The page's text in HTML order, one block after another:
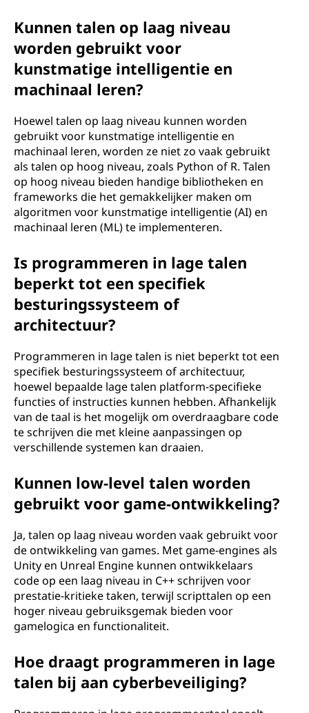
Kunnen talen op laag niveau
worden gebruikt voor
kunstmatige intelligentie en
machinaal leren?
Hoewel talen op laag niveau kunnen worden
gebruikt voor kunstmatige intelligentie en
machinaal leren, worden ze niet zo vaak gebruikt
als talen op hoog niveau, zoals Python of R. Talen
op hoog niveau bieden handige bibliotheken en
frameworks die het gemakkelijker maken om
algoritmen voor kunstmatige intelligentie (AI) en
machinaal leren (ML) te implementeren.
Is programmeren in lage talen
beperkt tot een specifiek
besturingssysteem of
architectuur?
Programmeren in lage talen is niet beperkt tot een
specifiek besturingssysteem of architectuur,
hoewel bepaalde lage talen platform-specifieke
functies of instructies kunnen hebben. Afhankelijk
van de taal is het mogelijk om overdraagbare code
te schrijven die met kleine aanpassingen op
verschillende systemen kan draaien.
Kunnen low-level talen worden
gebruikt voor game-ontwikkeling?
Ja, talen op laag niveau worden vaak gebruikt voor
de ontwikkeling van games. Met game-engines als
Unity en Unreal Engine kunnen ontwikkelaars
code op een laag niveau in C++ schrijven voor
prestatie-kritieke taken, terwijl scripttalen op een
hoger niveau gebruiksgemak bieden voor
gamelogica en functionaliteit.
Hoe draagt programmeren in lage
talen bij aan cyberbeveiliging?